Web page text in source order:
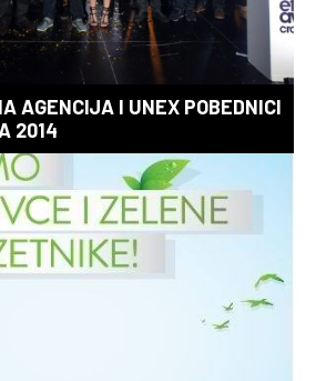
AGENCIJA I UNEX POBEDNICI
2014